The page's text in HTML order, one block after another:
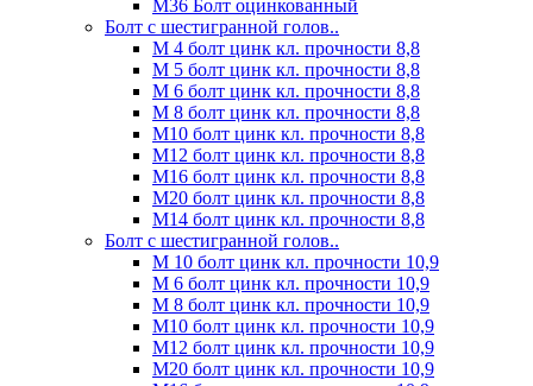
М36 Болт оцинкованный
Болт с шестигранной голов..
М 4 болт цинк кл. прочности 8,8
М 5 болт цинк кл. прочности 8,8
М 6 болт цинк кл. прочности 8,8
М 8 болт цинк кл. прочности 8,8
М10 болт цинк кл. прочности 8,8
М12 болт цинк кл. прочности 8,8
М16 болт цинк кл. прочности 8,8
М20 болт цинк кл. прочности 8,8
М14 болт цинк кл. прочности 8,8
Болт с шестигранной голов..
М 10 болт цинк кл. прочности 10,9
М 6 болт цинк кл. прочности 10,9
М 8 болт цинк кл. прочности 10,9
М10 болт цинк кл. прочности 10,9
М12 болт цинк кл. прочности 10,9
М20 болт цинк кл. прочности 10,9